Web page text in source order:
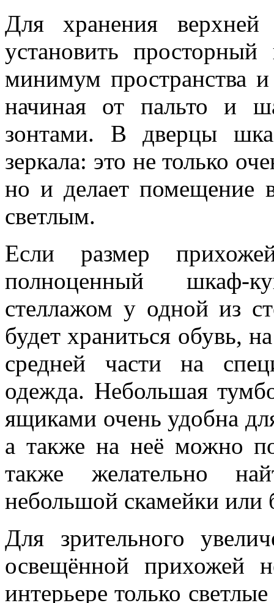
Для хранения
установить
минимум пространства и
начиная от пальто и
зонтами. В дверцы
зеркала: это не только
но и делает помещение
светлым.
Если размер
полноценный шкаф-
стеллажом у одной из
будет храниться обувь,
средней части на
одежда. Небольшая
ящиками очень удобна
а также на неё можно
также желательно
небольшой скамейки или
Для зрительного
освещённой прихожей
интерьере только